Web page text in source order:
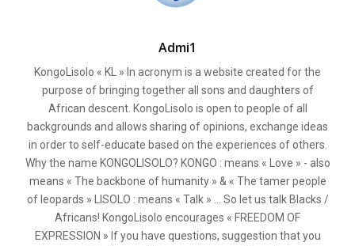
Admi1
KongoLisolo « KL » In acronym is a website created for the
purpose of bringing together all sons and daughters of
African descent. KongoLisolo is open to people of all
backgrounds and allows sharing of opinions, exchange ideas
in order to self-educate based on the experiences of others.
Why the name KONGOLISOLO? KONGO : means « Love » - also
means « The backbone of humanity » & « The tamer people
of leopards » LISOLO : means « Talk » ... So let us talk Blacks /
Africans! KongoLisolo encourages « FREEDOM OF
EXPRESSION » If you have questions, suggestion that you